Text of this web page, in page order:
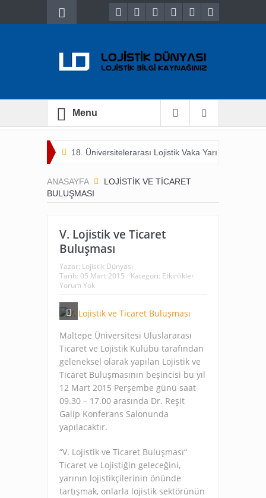
Menu
18. Üniversitelerarası Lojistik Vaka Yarışması 2021
ANASAYFA
LOJISTIK VE TICARET
BULUŞMASI
V. Lojistik ve Ticaret
Buluşması
Yazar: Lojistik Dünyası
Tarih: 05 Mart 2015 Kategori: Etkinlikler
Yorum Yok
Maltepe Üniversitesi Uluslararası
Ticaret ve Lojistik Kulübü tarafından
geleneksel olarak yapılan Lojistik ve
Ticaret Buluşmasının beşincisi bu yıl
12 Mart 2015 Perşembe günü saat
09.30 – 17.00 arasında Dr. Reşit
Galip Konferans Salonunda
yapılacaktır.
“V. Lojistik ve Ticaret Buluşması“
Ticaret ve Lojistiğin geleceğini,
yarının lojistikçilerinin önünde
tartışmak, onlarla lojistik sektörünün